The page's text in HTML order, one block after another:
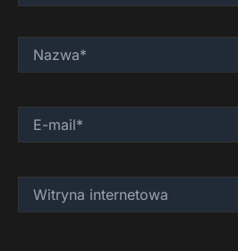
mail*
internetowa